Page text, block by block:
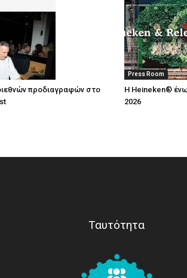
προδιαγραφών στο
Press Room
Η Heineken®
2026
Ταυτότητα